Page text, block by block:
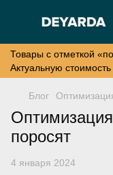
Товары с отметкой
Актуальную
Блог
Оптимизация
поросят
4 января 2024